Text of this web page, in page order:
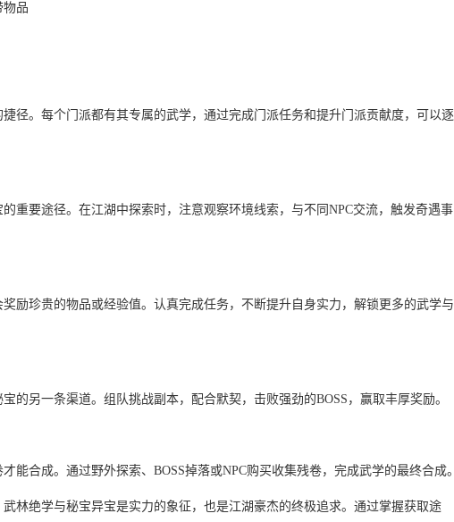
物品
径。每个门派都有其专属的武学，通过完成门派任务和提升门派贡献度，可以逐
重要途径。在江湖中探索时，注意观察环境线索，与不同NPC交流，触发奇遇事
励珍贵的物品或经验值。认真完成任务，不断提升自身实力，解锁更多的武学与
的另一条渠道。组队挑战副本，配合默契，击败强劲的BOSS，赢取丰厚奖励。
能合成。通过野外探索、BOSS掉落或NPC购买收集残卷，完成武学的最终合成。
林绝学与秘宝异宝是实力的象征，也是江湖豪杰的终极追求。通过掌握获取途